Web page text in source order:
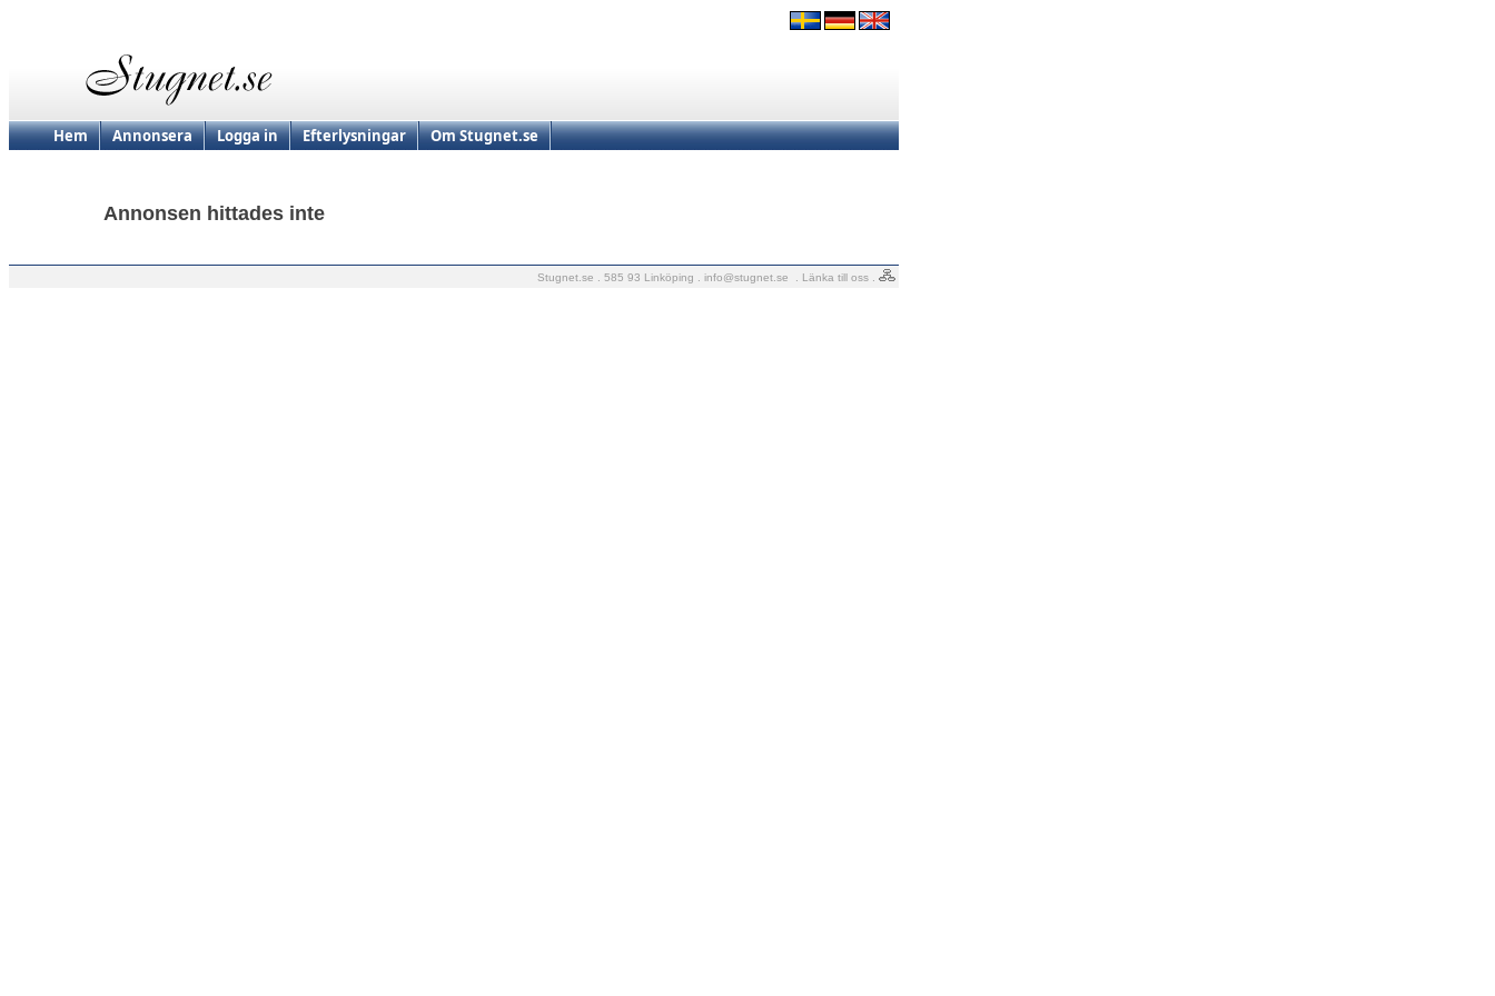
Hem Annonsera Logga in Efterlysningar Om Stugnet.se
Annonsen hittades inte
Stugnet.se . 585 93 Linköping . info@stugnet.se Länka till oss